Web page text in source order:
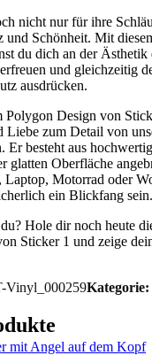
nicht nur für ihre
und Schönheit. Mit
du dich an der Ästhetik
und gleichzeitig
ausdrücken.
Polygon Design von
Liebe zum Detail von
Er besteht aus
glatten Oberfläche
Motorrad oder
ein Blickfang sein.
Hole dir noch heute
Sticker 1 und zeige
Vinyl_000259Kategorie: